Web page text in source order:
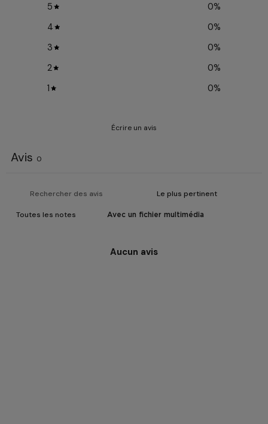
5 0%
4
0%
3
0%
2
0%
1
0%
Écrire un avis
Avis 0
Avec un fichier multimédia
Aucun avis